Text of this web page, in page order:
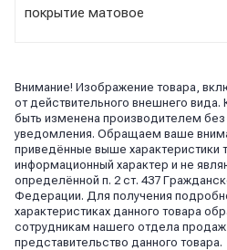
покрытие матовое
Внимание! Изображение товара,
от действительного внешнего
быть изменена производителем без
уведомления. Обращаем ваше
приведённые выше характеристики
информационный характер и не
определённой п. 2 ст. 437
Федерации. Для получения
характеристиках данного товара
сотрудникам нашего отдела
представительство данного товара.